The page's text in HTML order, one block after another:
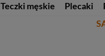
Teczki męskie Plecaki